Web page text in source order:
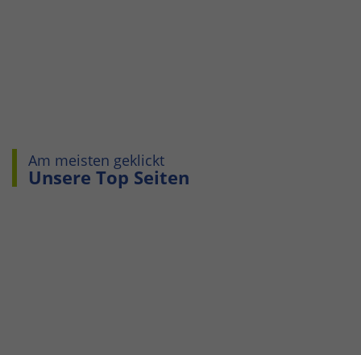
Am meisten geklickt
Unsere Top Seiten